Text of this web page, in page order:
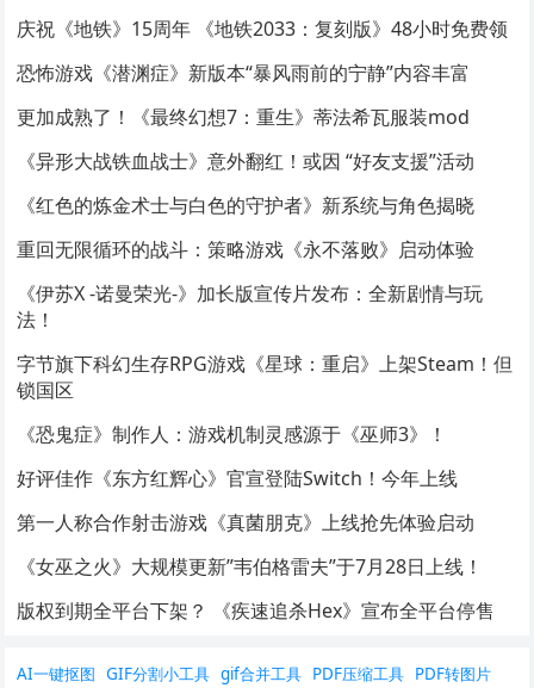
庆祝《地铁》15周年 《地铁2033：复刻版》48小时免费领
恐怖游戏《潜渊症》新版本“暴风雨前的宁静”内容丰富
更加成熟了！《最终幻想7：重生》蒂法希瓦服装mod
《异形大战铁血战士》意外翻红！或因 “好友支援”活动
《红色的炼金术士与白色的守护者》新系统与角色揭晓
重回无限循环的战斗：策略游戏《永不落败》启动体验
《伊苏X -诺曼荣光-》加长版宣传片发布：全新剧情与玩
法！
字节旗下科幻生存RPG游戏《星球：重启》上架Steam！但
锁国区
《恐鬼症》制作人：游戏机制灵感源于《巫师3》！
好评佳作《东方红辉心》官宣登陆Switch！今年上线
第一人称合作射击游戏《真菌朋克》上线抢先体验启动
《女巫之火》大规模更新”韦伯格雷夫”于7月28日上线！
版权到期全平台下架？ 《疾速追杀Hex》宣布全平台停售
AI一键抠图 GIF分割小工具 gif合并工具 PDF压缩工具 PDF转图片